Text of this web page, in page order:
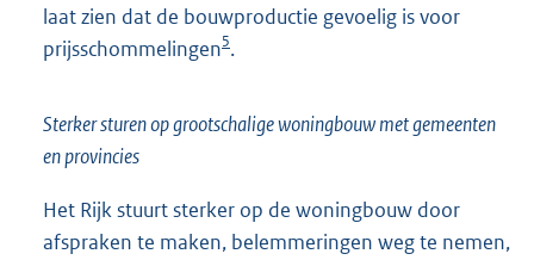
laat zien dat de bouwproductie gevoelig is voor
prijsschommelingen5.
Sterker sturen op grootschalige woningbouw met gemeenten
en provincies
Het Rijk stuurt sterker op de woningbouw door
afspraken te maken, belemmeringen weg te nemen,